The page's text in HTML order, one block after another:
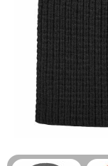
Technologie
Outdoor &
Pennen &
Tassen &
Gezondheid